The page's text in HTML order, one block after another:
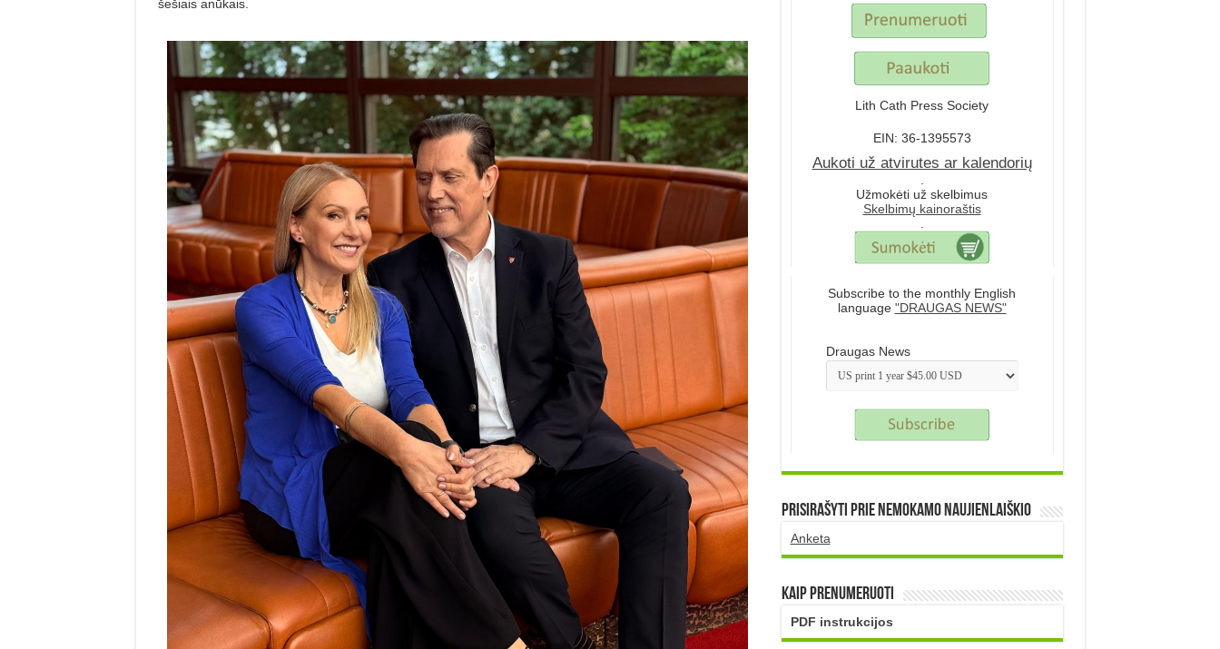
šešiais anūkais.
Lith Cath Press Society
EIN: 36-1395573
Aukoti už atvirutes ar kalendorių
.
Užmokėti už skelbimus
Skelbimų kainoraštis
.
Subscribe to the monthly English
language "DRAUGAS NEWS"
Draugas News
Prisirašyti prie nemokamo naujienlaiškio
Anketa
Kaip prenumeruoti
PDF instrukcijos